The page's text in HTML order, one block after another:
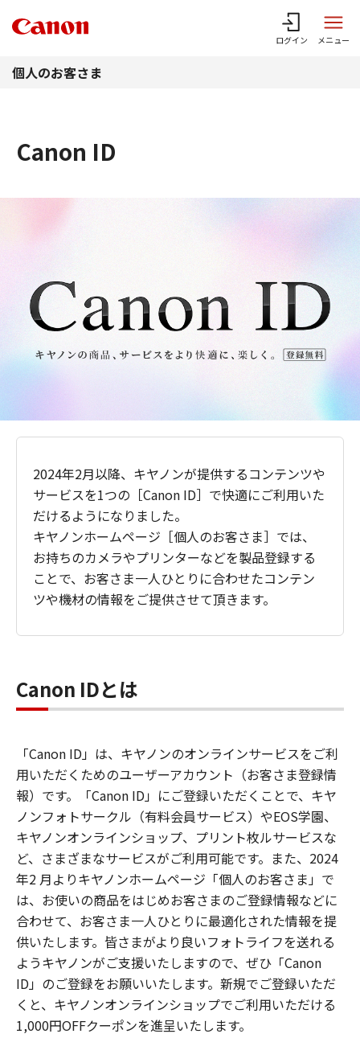
ログイン メニュー
個人のお客さま
Canon ID
2024年2月以降、キヤノンが提供するコンテンツや
サービスを1つの［Canon ID］で快適にご利用いた
だけるようになりました。
キヤノンホームページ［個人のお客さま］では、
お持ちのカメラやプリンターなどを製品登録する
ことで、お客さま一人ひとりに合わせたコンテン
ツや機材の情報をご提供させて頂きます。
Canon IDとは
「Canon ID」は、キヤノンのオンラインサービスをご利
用いただくためのユーザーアカウント（お客さま登録情
報）です。「Canon ID」にご登録いただくことで、キヤ
ノンフォトサークル（有料会員サービス）やEOS学園、
キヤノンオンラインショップ、プリント枚ルサービスな
ど、さまざまなサービスがご利用可能です。また、2024
年2 月よりキヤノンホームページ「個人のお客さま」で
は、お使いの商品をはじめお客さまのご登録情報などに
合わせて、お客さま一人ひとりに最適化された情報を提
供いたします。皆さまがより良いフォトライフを送れる
ようキヤノンがご支援いたしますので、ぜひ「Canon
ID」のご登録をお願いいたします。新規でご登録いただ
くと、キヤノンオンラインショップでご利用いただける
1,000円OFFクーポンを進呈いたします。